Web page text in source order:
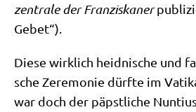
zen­tra­le der Fran­zis­ka­ner
Gebet“).
Die­se wirk­lich heid­ni­sche und
sche Zere­mo­nie dürf­te im
war doch der päpst­li­che